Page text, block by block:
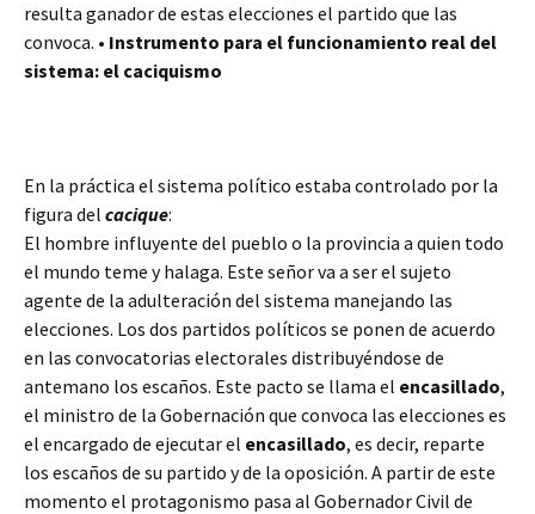
resulta ganador de estas elecciones el partido que las
convoca. • Instrumento para el funcionamiento real del
sistema: el caciquismo
En la práctica el sistema político estaba controlado por la
figura del cacique:
El hombre influyente del pueblo o la provincia a quien todo
el mundo teme y halaga. Este señor va a ser el sujeto
agente de la adulteración del sistema manejando las
elecciones. Los dos partidos políticos se ponen de acuerdo
en las convocatorias electorales distribuyéndose de
antemano los escaños. Este pacto se llama el encasillado,
el ministro de la Gobernación que convoca las elecciones es
el encargado de ejecutar el encasillado, es decir, reparte
los escaños de su partido y de la oposición. A partir de este
momento el protagonismo pasa al Gobernador Civil de